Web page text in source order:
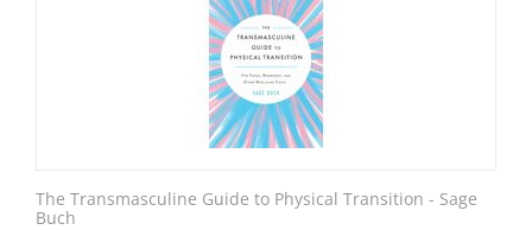
The Transmasculine Guide to Physical Transition - Sage
Buch